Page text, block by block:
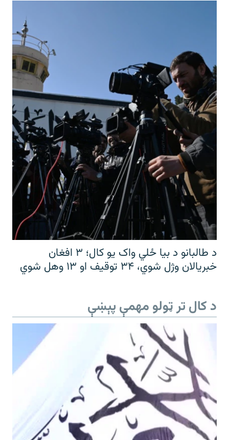
د طالبانو د بیا ځلي واک یو کال؛ ۳ افغان
خبریالان وژل شوي، ۳۴ توقیف او ۱۳ وهل شوي
د کال تر ټولو مهمې پېښې